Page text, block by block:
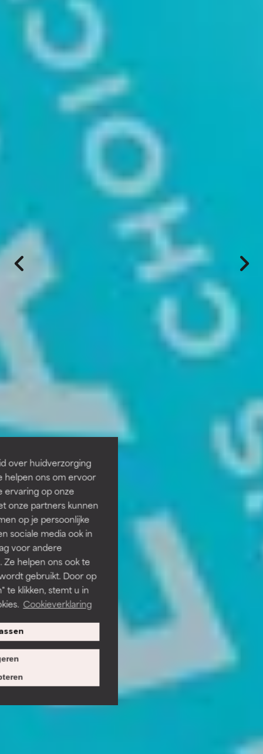
over huidverzorging
helpen ons om ervoor
ervaring op onze
onze partners kunnen
op je persoonlijke
sociale media ook in
voor andere
helpen ons ook te
gebruikt. Door op
te klikken, stemt u in
Cookieverklaring